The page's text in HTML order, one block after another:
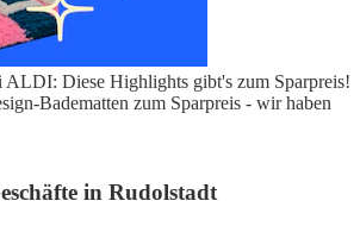
ALDI: Diese Highlights gibt's zum Sparpreis!
Badematten zum Sparpreis - wir haben
in Rudolstadt